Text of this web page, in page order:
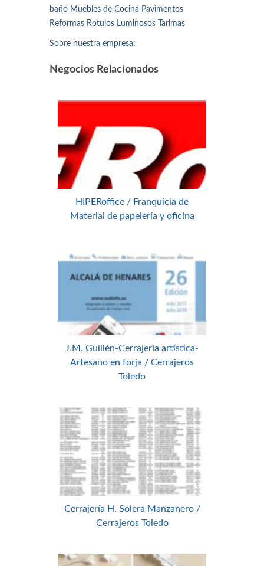
baño Muebles de Cocina Pavimentos
Reformas Rotulos Luminosos Tarimas
Sobre nuestra empresa:
Negocios Relacionados
HIPERoffice / Franquicia de
Material de papelería y oficina
J.M. Guillén-Cerrajería artística-
Artesano en forja / Cerrajeros
Toledo
Cerrajería H. Solera Manzanero /
Cerrajeros Toledo